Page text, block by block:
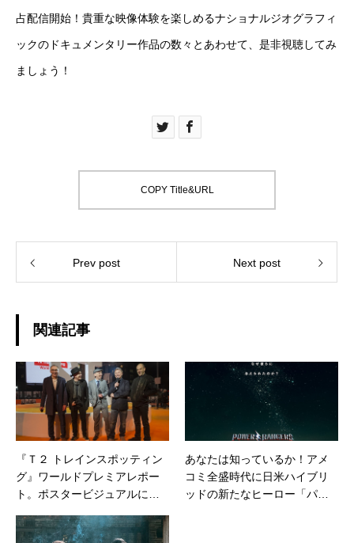
占配信開始！貴重な映像体験を楽しめるナショナルジオグラフィ
ックのドキュメンタリー作品の数々とあわせて、 是非視聴してみ
ましょう！
COPY Title&URL
Prev post Next post
関連記事
『Ｔ２ トレインスポッティン
グ』ワールドプレミアレポー
ト。ポスタービジュアルに引
かに！？
あなたは知っているか！アメ
コミ全盛時代に日米ハイブリ
ッドの新たなヒーロー「パワ